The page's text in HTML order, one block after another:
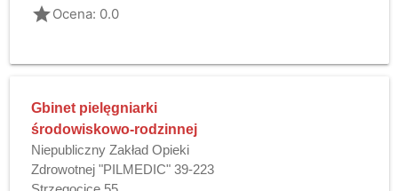
gradeOcena: 0.0
Gbinet pielęgniarki
środowiskowo-rodzinnej
Niepubliczny Zakład Opieki
Zdrowotnej "PILMEDIC" 39-223